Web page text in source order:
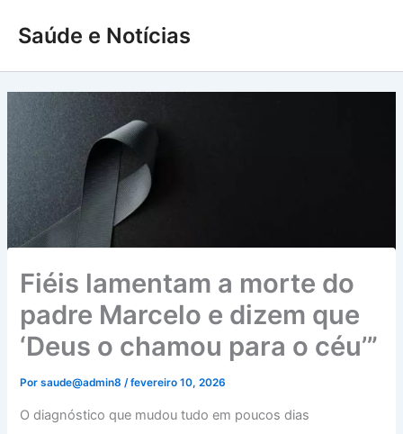
para
conteúdo
Saúde e Notícias
Fiéis lamentam a morte do
padre Marcelo e dizem que
‘Deus o chamou para o céu’”
Porsaude@admin8/fevereiro 10, 2026
O diagnóstico que mudou tudo em poucos dias